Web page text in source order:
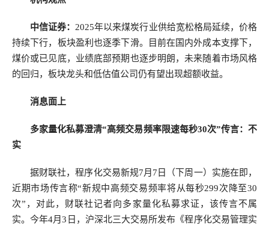
中信证券： 2025年以来煤炭行业供给宽松格局延续，价格
持续下行，板块盈利也逐季下滑。目前在国内外成本支撑下，
煤价或已见底，业绩底部预期也逐步明朗，未来随着市场风格
的回归，板块龙头和低估值公司仍有望出现超额收益。
消息面上
多家量化私募澄清“高频交易频率限速每秒30次”传言：不
实
据财联社，程序化交易新规7月7日（下周一）实施在即，
近期市场传言称“新规中高频交易频率将从每秒299次降至30
次”，对此，财联社记者向多家量化私募求证，该传言不属
实。今年4月3日，沪深北三大交易所发布《程序化交易管理实